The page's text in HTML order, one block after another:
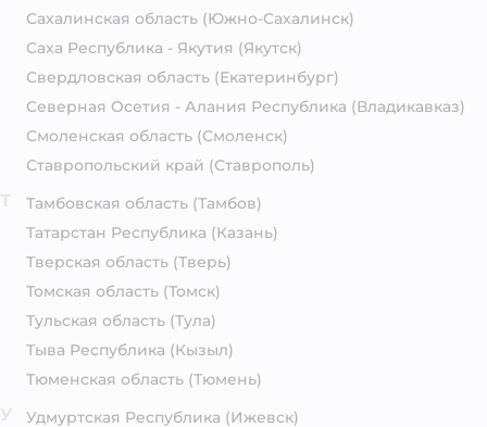
Сахалинская область (Южно-Сахалинск)
Саха Республика - Якутия (Якутск)
Свердловская область (Екатеринбург)
Северная Осетия - Алания Республика (Владикавказ)
Смоленская область (Смоленск)
Ставропольский край (Ставрополь)
Тамбовская область (Тамбов)
Татарстан Республика (Казань)
Тверская область (Тверь)
Томская область (Томск)
Тульская область (Тула)
Тыва Республика (Кызыл)
Тюменская область (Тюмень)
Удмуртская Республика (Ижевск)